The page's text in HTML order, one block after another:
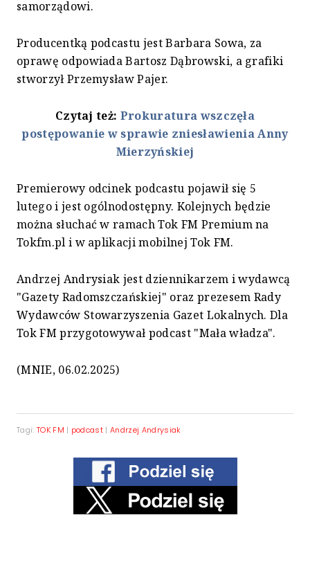
samorządowi.
Producentką podcastu jest Barbara Sowa, za
oprawę odpowiada Bartosz Dąbrowski, a grafiki
stworzył Przemysław Pajer.
Czytaj też: Prokuratura wszczęła
postępowanie w sprawie zniesławienia Anny
Mierzyńskiej
Premierowy odcinek podcastu pojawił się 5
lutego i jest ogólnodostępny. Kolejnych będzie
można słuchać w ramach Tok FM Premium na
Tokfm.pl i w aplikacji mobilnej Tok FM.
Andrzej Andrysiak jest dziennikarzem i wydawcą
"Gazety Radomszczańskiej" oraz prezesem Rady
Wydawców Stowarzyszenia Gazet Lokalnych. Dla
Tok FM przygotowywał podcast "Mała władza".
(MNIE, 06.02.2025)
Tagi: TOK FM | podcast |Andrzej Andrysiak